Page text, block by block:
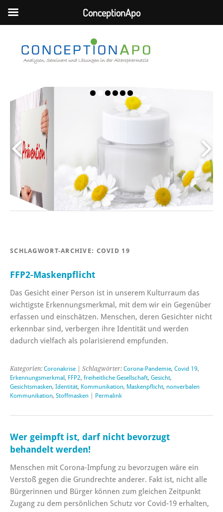
SCHLAGWORT-ARCHIVE: COVID 19
FFP2-Maskenpflicht
Das Gesicht einer Person ist in unserem Kulturraum das
wichtigste Erkennungsmerkmal, mit dem wir ein Gegenüber
erfassen und einschätzen. Menschen, deren Gesichter nicht
erkennbar sind, verbergen ihre Identität und werden
dadurch vielfach als polarisierend empfunden.
Kategorien: Coronakrise | Schlagwörter: Corona-Pandemie, Covid 19,
Erkennungsmerkmal, FFP2, freiheitliche Gesellschaft, Gesicht,
Gesichtsmasken, Identität, Kommunikation, Maskenpflicht, nonverbalen
Kommunikation, Stoffmasken Permalink
Wer geimpft ist, darf nicht bevorzugt
behandelt werden!
Menschen mit Corona-Impfung zu bevorzugen wäre ein
Verstoß gegen die Grundrechte anderer. Fakt ist, nicht alle
Bürgerinnen und Bürger können zum gleichen Zeitpunkt
Zugang zu dem persönlichen Schutz vor Covid-19 erhalten,
ConceptionApo